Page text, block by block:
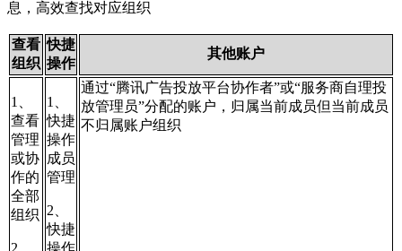
息，高效查找对应组织
查看
组织
快捷
操作
其他账户
1、
查看
管理
或协
作的
全部
组织
2、
1、
快捷
操作
成员
管理
2、
快捷
操作
通过“腾讯广告投放平台协作者”或“服务商自理投
放管理员”分配的账户，归属当前成员但当前成员
不归属账户组织